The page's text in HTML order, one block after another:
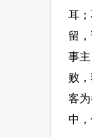
耳
留
事
败
客
中